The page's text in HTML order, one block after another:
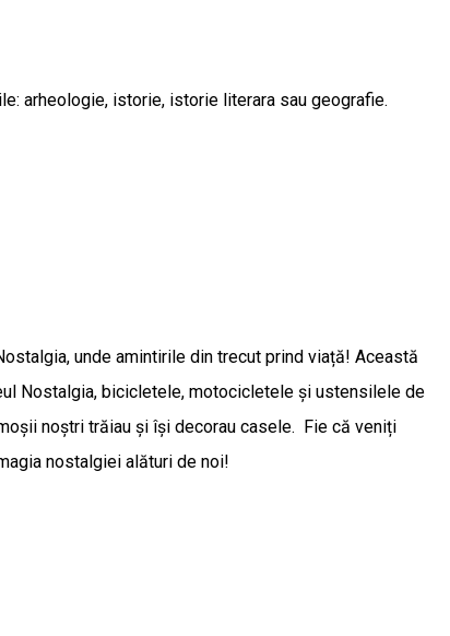
arheologie, istorie, istorie literara sau geografie.
unde amintirile din trecut prind viață! Această
Nostalgia, bicicletele, motocicletele și ustensilele de
noștri trăiau și își decorau casele. Fie că veniți
nostalgiei alături de noi!